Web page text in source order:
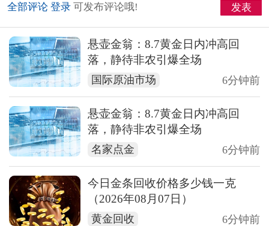
全部评论 登录 可发布评论哦! 发表
悬壶金翁：8.7黄金日内冲高回
落，静待非农引爆全场
国际原油市场 6分钟前
悬壶金翁：8.7黄金日内冲高回
落，静待非农引爆全场
名家点金 6分钟前
今日金条回收价格多少钱一克
（2026年08月07日）
黄金回收 6分钟前